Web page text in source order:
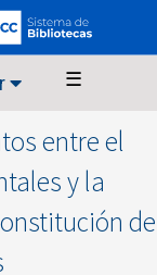
☰
entre el
y la
de